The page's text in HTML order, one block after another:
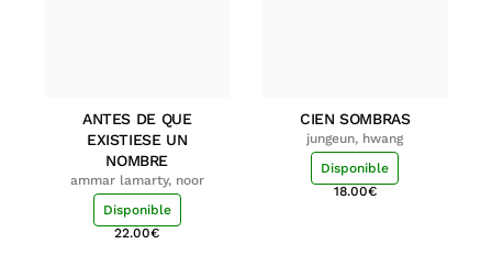
ANTES DE QUE
EXISTIESE UN
NOMBRE
ammar lamarty, noor
Disponible
22.00€
CIEN SOMBRAS
jungeun, hwang
Disponible
18.00€